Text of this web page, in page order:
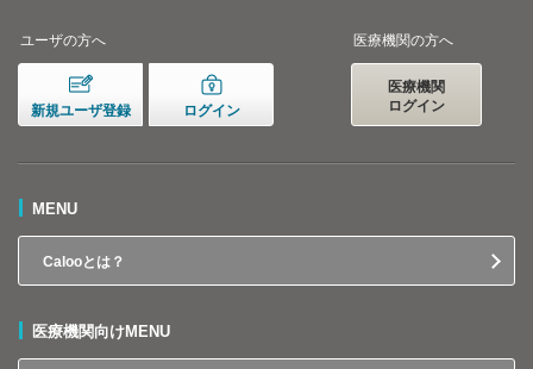
ユーザの方へ
新規ユーザ登録 ログイン
医療機関の方へ
医療機関
ログイン
MENU
Calooとは？
医療機関向けMENU